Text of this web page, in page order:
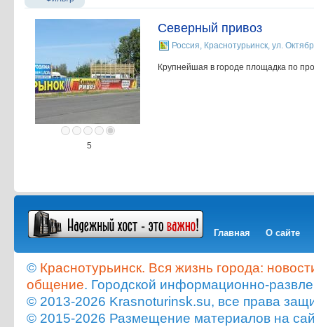
5
Северный привоз
Россия, Краснотурьинск, ул.
Крупнейшая в городе площадка по
Главная О сайте
© Краснотурьинск. Вся жизнь города:
общение. Городской информационно-
© 2013-2026 Krasnoturinsk.su, все права
© 2015-2026 Размещение материалов на